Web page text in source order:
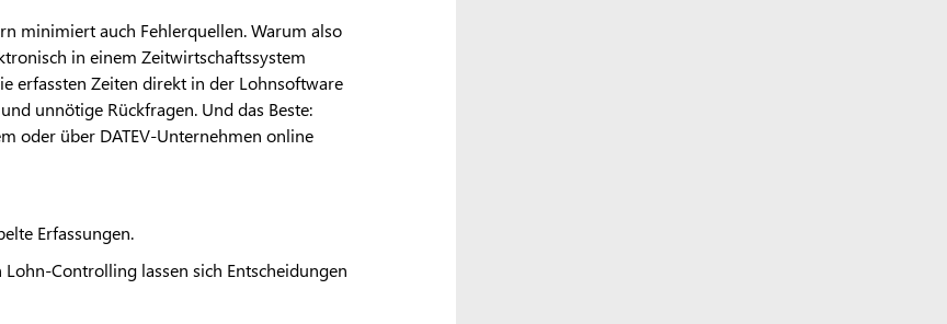
minimiert auch Fehlerquellen. Warum also
in einem Zeitwirtschaftssystem
erfassten Zeiten direkt in der Lohnsoftware
unnötige Rückfragen. Und das Beste:
oder über DATEV-Unternehmen online
Erfassungen.
Controlling lassen sich Entscheidungen